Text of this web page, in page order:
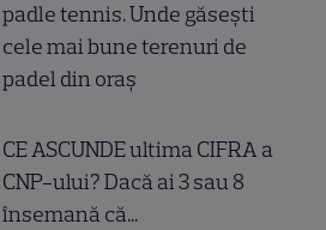
padle tennis. Unde găsești
cele mai bune terenuri de
padel din oraș
CE ASCUNDE ultima CIFRA a
CNP-ului? Dacă ai 3 sau 8
însemană că...